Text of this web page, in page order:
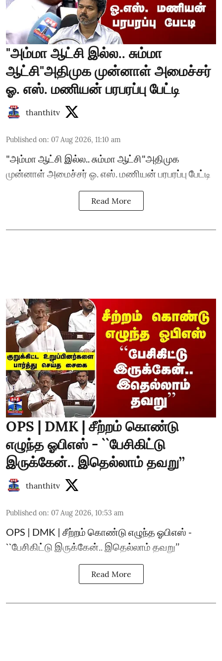
"அம்மா ஆட்சி இல்ல.. சும்மா
ஆட்சி"அதிமுக முன்னாள் அமைச்சர்
ஓ. எஸ். மணியன் பரபரப்பு பேட்டி
thanthitv
Published on: 07 Aug 2026, 11:10 am
"அம்மா ஆட்சி இல்ல.. சும்மா ஆட்சி"அதிமுக
முன்னாள் அமைச்சர் ஓ. எஸ். மணியன் பரபரப்பு பேட்டி
Read More
OPS | DMK | சீற்றம் கொண்டு
எழுந்த ஓபிஎஸ் - ``பேசிகிட்டு
இருக்கேன்.. இதெல்லாம் தவறு’’
thanthitv
Published on: 07 Aug 2026, 10:53 am
OPS | DMK | சீற்றம் கொண்டு எழுந்த ஓபிஎஸ் -
``பேசிகிட்டு இருக்கேன்.. இதெல்லாம் தவறு’’
Read More